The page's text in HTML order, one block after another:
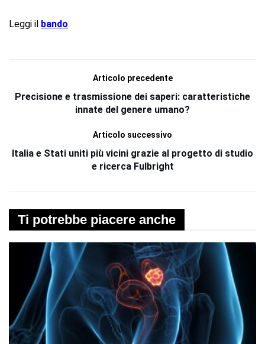
Leggi il bando
Articolo precedente
Precisione e trasmissione dei saperi: caratteristiche
innate del genere umano?
Articolo successivo
Italia e Stati uniti più vicini grazie al progetto di studio
e ricerca Fulbright
Ti potrebbe piacere anche